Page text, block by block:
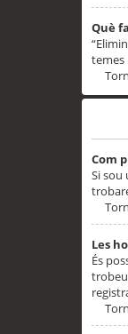
Què
temes
Com
Si sou
Les
És